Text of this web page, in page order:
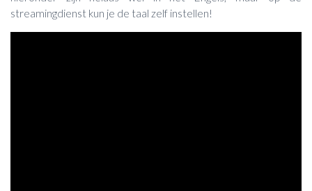
streamingdienst kun je de taal zelf instellen!